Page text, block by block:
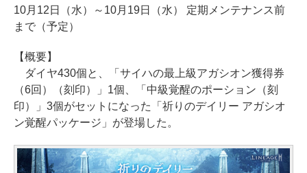
10月12日（水）～10月19日（水） 定期メンテナンス前
まで（予定）
【概要】
ダイヤ430個と、「サイハの最上級アガシオン獲得券
（6回）（刻印）」1個、「中級覚醒のポーション（刻
印）」3個がセットになった「祈りのデイリー アガシオ
ン覚醒パッケージ」が登場した。